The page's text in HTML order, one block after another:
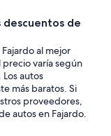
de
al mejor
varía según
autos
más baratos. Si
proveedores,
autos en Fajardo.